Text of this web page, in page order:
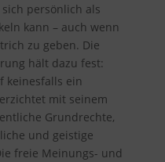
persönlich als
kann – auch wenn
zu geben. Die
hält dazu fest:
keinesfalls ein
mit seinem
Grundrechte,
und geistige
freie Meinungs- und